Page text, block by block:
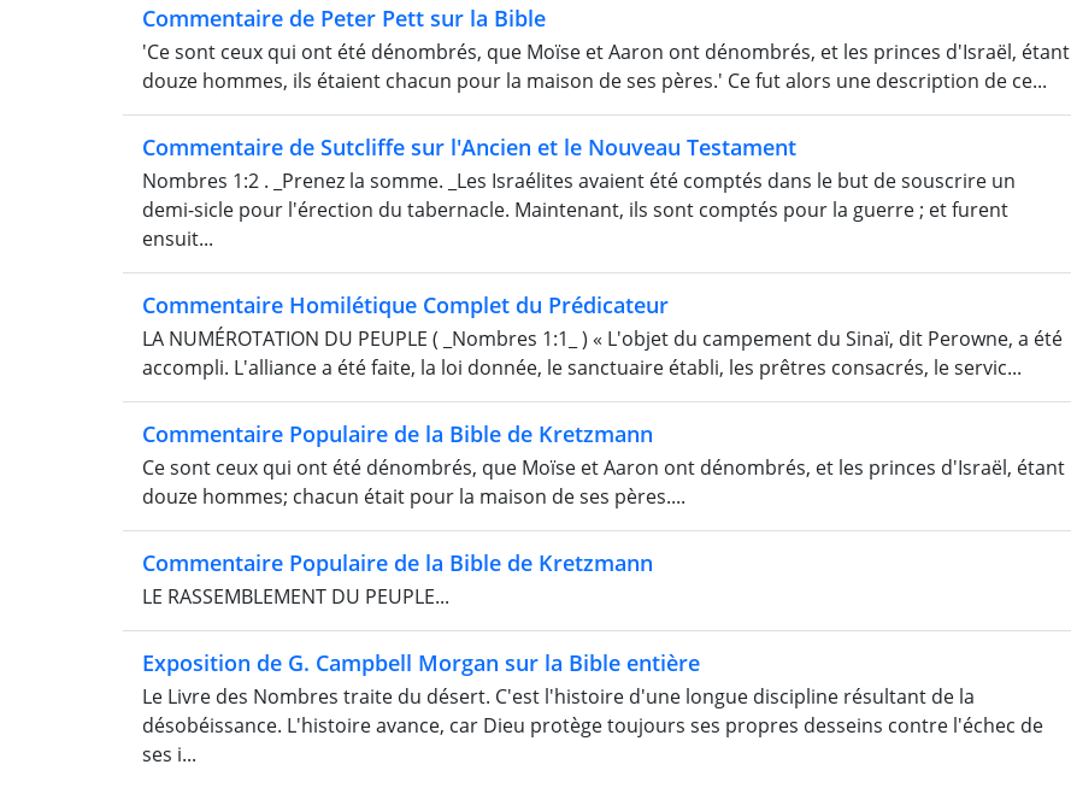
Commentaire de Peter Pett sur la Bible
'Ce sont ceux qui ont été dénombrés, que Moïse et Aaron ont dénombrés, et les princes d'Israël, étant
douze hommes, ils étaient chacun pour la maison de ses pères.' Ce fut alors une description de ce...
Commentaire de Sutcliffe sur l'Ancien et le Nouveau Testament
Nombres 1:2 . _Prenez la somme. _Les Israélites avaient été comptés dans le but de souscrire un
demi-sicle pour l'érection du tabernacle. Maintenant, ils sont comptés pour la guerre ; et furent
ensuit...
Commentaire Homilétique Complet du Prédicateur
LA NUMÉROTATION DU PEUPLE ( _Nombres 1:1_ ) « L'objet du campement du Sinaï, dit Perowne, a été
accompli. L'alliance a été faite, la loi donnée, le sanctuaire établi, les prêtres consacrés, le servic...
Commentaire Populaire de la Bible de Kretzmann
Ce sont ceux qui ont été dénombrés, que Moïse et Aaron ont dénombrés, et les princes d'Israël, étant
douze hommes; chacun était pour la maison de ses pères....
Commentaire Populaire de la Bible de Kretzmann
LE RASSEMBLEMENT DU PEUPLE...
Exposition de G. Campbell Morgan sur la Bible entière
Le Livre des Nombres traite du désert. C'est l'histoire d'une longue discipline résultant de la
désobéissance. L'histoire avance, car Dieu protège toujours ses propres desseins contre l'échec de
ses i...